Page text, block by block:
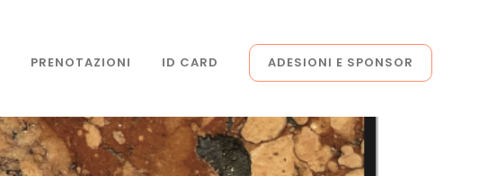
PRENOTAZIONI ID CARD ADESIONI E SPONSOR